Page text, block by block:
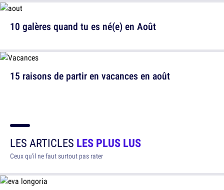
10 galères quand tu es né(e) en Août
15 raisons de partir en vacances en août
LES ARTICLES LES PLUS LUS
Ceux qu'il ne faut surtout pas rater